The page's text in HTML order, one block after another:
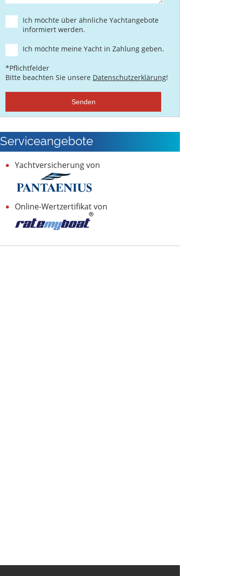
Ich möchte über ähnliche Yachtangebote
informiert werden.
Ich möchte meine Yacht in Zahlung geben.
*Pflichtfelder
Bitte beachten Sie unsere Datenschutzerklärung!
Senden
Serviceangebote
Yachtversicherung von
Online-Wertzertifikat von